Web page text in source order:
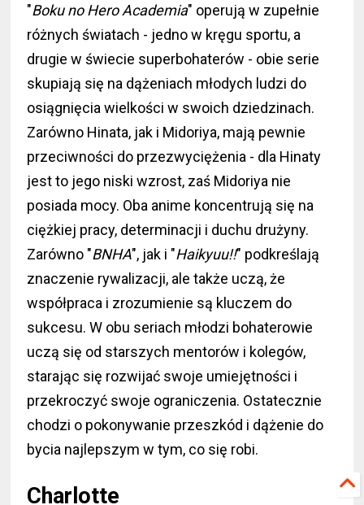
"Boku no Hero Academia" operują w zupełnie
różnych światach - jedno w kręgu sportu, a
drugie w świecie superbohaterów - obie serie
skupiają się na dążeniach młodych ludzi do
osiągnięcia wielkości w swoich dziedzinach.
Zarówno Hinata, jak i Midoriya, mają pewnie
przeciwności do przezwyciężenia - dla Hinaty
jest to jego niski wzrost, zaś Midoriya nie
posiada mocy. Oba anime koncentrują się na
ciężkiej pracy, determinacji i duchu drużyny.
Zarówno "BNHA", jak i "Haikyuu!!" podkreślają
znaczenie rywalizacji, ale także uczą, że
współpraca i zrozumienie są kluczem do
sukcesu. W obu seriach młodzi bohaterowie
uczą się od starszych mentorów i kolegów,
starając się rozwijać swoje umiejętności i
przekroczyć swoje ograniczenia. Ostatecznie
chodzi o pokonywanie przeszkód i dążenie do
bycia najlepszym w tym, co się robi.
Charlotte